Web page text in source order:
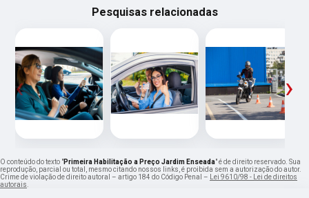
Pesquisas relacionadas
‹ ›
O conteúdo do texto "Primeira Habilitação a Preço Jardim Enseada" é de direito reservado. Sua
reprodução, parcial ou total, mesmo citando nossos links, é proibida sem a autorização do autor.
Crime de violação de direito autoral – artigo 184 do Código Penal – Lei 9610/98 - Lei de direitos
autorais.